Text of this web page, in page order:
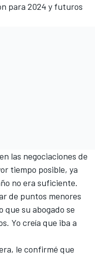
para 2024 y futuros
las negociaciones de
tiempo posible, ya
no era suficiente.
de puntos menores
que su abogado se
Yo creía que iba a
le confirmé que